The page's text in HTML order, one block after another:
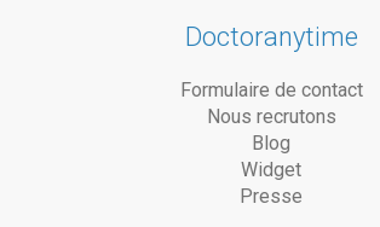
Doctoranytime
Formulaire de contact
Nous recrutons
Blog
Widget
Presse